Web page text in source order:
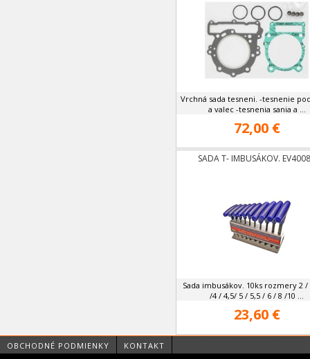
Vrchná sada tesneni. -tesnenie
a valec -tesnenia sania a ...
72,00 €
SADA T- IMBUSÁKOV.
Sada imbusákov. 10ks rozmery 2 /
/4 / 4,5/ 5 / 5,5 / 6 / 8 /10 ...
23,60 €
OBCHODNÉ PODMIENKY KONTAKT